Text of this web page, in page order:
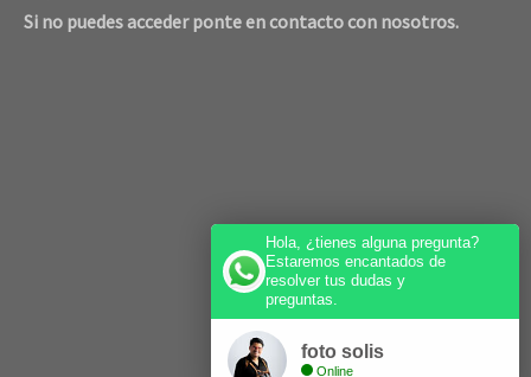
Si no puedes acceder ponte en contacto con nosotros.
Hola, ¿tienes alguna pregunta?
Estaremos encantados de
resolver tus dudas y
preguntas.
foto solis
Online